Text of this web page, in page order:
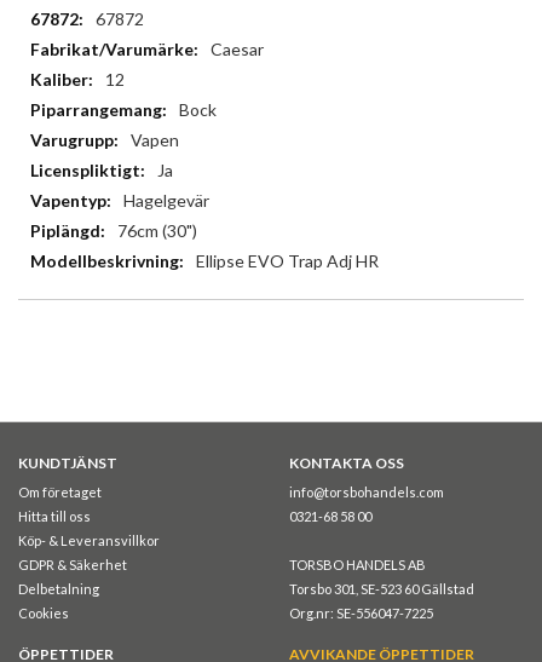
Mer
information
67872
Caesar
12
Bock
Vapen
Ja
Hagelgevär
76cm (30")
Ellipse EVO Trap Adj HR
KUNDTJÄNST
Om företaget
Hitta till oss
Köp- & Leveransvillkor
GDPR & Säkerhet
Delbetalning
Cookies
KONTAKTA OSS
info@torsbohandels.com
0321-68 58 00
TORSBO HANDELS AB
Torsbo 301, SE-523 60 Gällstad
Org.nr: SE-556047-7225
ÖPPETTIDER AVVIKANDE ÖPPETTIDER